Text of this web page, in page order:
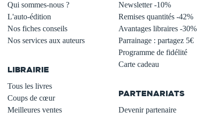
Qui sommes-nous ?
L'auto-édition
Nos fiches conseils
Nos services aux auteurs
LIBRAIRIE
Tous les livres
Coups de cœur
Meilleures ventes
Newsletter -10%
Remises quantités -42%
Avantages libraires -30%
Parrainage : partagez 5€
Programme de fidélité
Carte cadeau
PARTENARIATS
Devenir partenaire